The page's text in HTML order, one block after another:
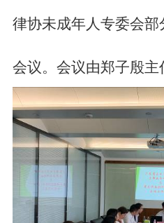
律协未成年人专委会部
会议。会议由郑子殷主